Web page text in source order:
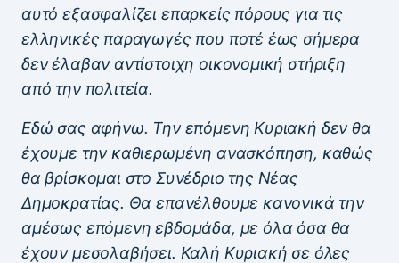
αυτό εξασφαλίζει επαρκείς πόρους για τις
ελληνικές παραγωγές που ποτέ έως σήμερα
δεν έλαβαν αντίστοιχη οικονομική στήριξη
από την πολιτεία.
Εδώ σας αφήνω. Την επόμενη Κυριακή δεν θα
έχουμε την καθιερωμένη ανασκόπηση, καθώς
θα βρίσκομαι στο Συνέδριο της Νέας
Δημοκρατίας. Θα επανέλθουμε κανονικά την
αμέσως επόμενη εβδομάδα, με όλα όσα θα
έχουν μεσολαβήσει. Καλή Κυριακή σε όλες